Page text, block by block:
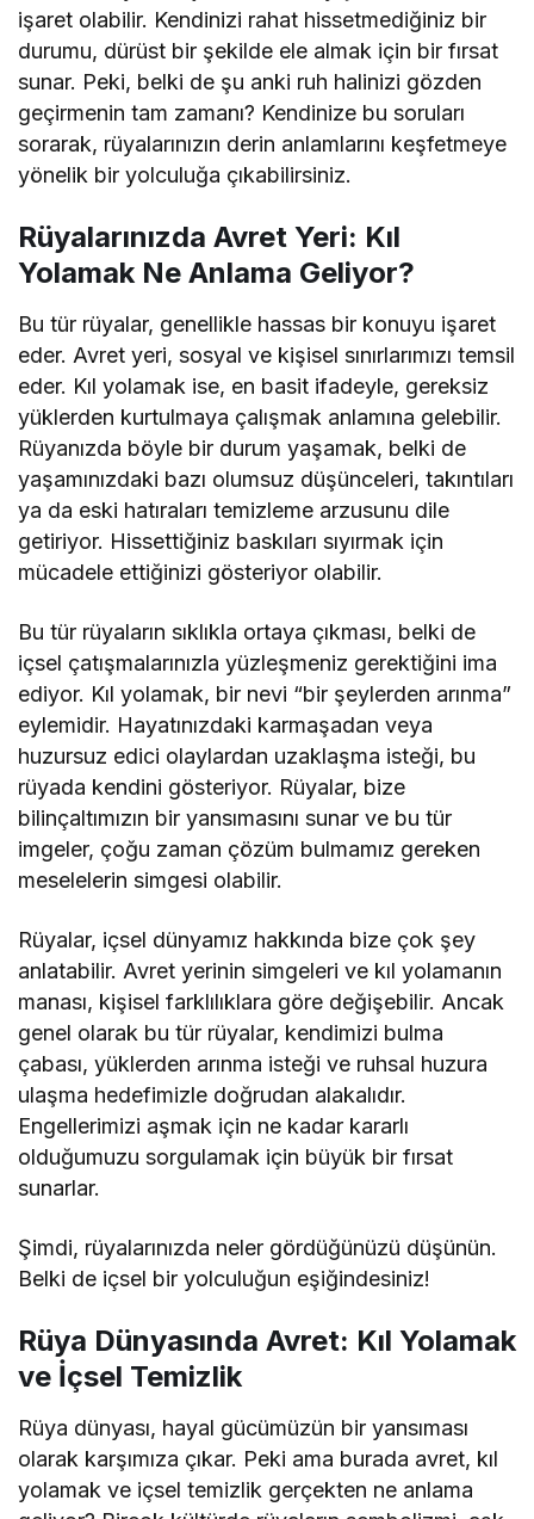
işaret olabilir. Kendinizi rahat hissetmediğiniz bir
durumu, dürüst bir şekilde ele almak için bir fırsat
sunar. Peki, belki de şu anki ruh halinizi gözden
geçirmenin tam zamanı? Kendinize bu soruları
sorarak, rüyalarınızın derin anlamlarını keşfetmeye
yönelik bir yolculuğa çıkabilirsiniz.
Rüyalarınızda Avret Yeri: Kıl
Yolamak Ne Anlama Geliyor?
Bu tür rüyalar, genellikle hassas bir konuyu işaret
eder. Avret yeri, sosyal ve kişisel sınırlarımızı temsil
eder. Kıl yolamak ise, en basit ifadeyle, gereksiz
yüklerden kurtulmaya çalışmak anlamına gelebilir.
Rüyanızda böyle bir durum yaşamak, belki de
yaşamınızdaki bazı olumsuz düşünceleri, takıntıları
ya da eski hatıraları temizleme arzusunu dile
getiriyor. Hissettiğiniz baskıları sıyırmak için
mücadele ettiğinizi gösteriyor olabilir.
Bu tür rüyaların sıklıkla ortaya çıkması, belki de
içsel çatışmalarınızla yüzleşmeniz gerektiğini ima
ediyor. Kıl yolamak, bir nevi “bir şeylerden arınma”
eylemidir. Hayatınızdaki karmaşadan veya
huzursuz edici olaylardan uzaklaşma isteği, bu
rüyada kendini gösteriyor. Rüyalar, bize
bilinçaltımızın bir yansımasını sunar ve bu tür
imgeler, çoğu zaman çözüm bulmamız gereken
meselelerin simgesi olabilir.
Rüyalar, içsel dünyamız hakkında bize çok şey
anlatabilir. Avret yerinin simgeleri ve kıl yolamanın
manası, kişisel farklılıklara göre değişebilir. Ancak
genel olarak bu tür rüyalar, kendimizi bulma
çabası, yüklerden arınma isteği ve ruhsal huzura
ulaşma hedefimizle doğrudan alakalıdır.
Engellerimizi aşmak için ne kadar kararlı
olduğumuzu sorgulamak için büyük bir fırsat
sunarlar.
Şimdi, rüyalarınızda neler gördüğünüzü düşünün.
Belki de içsel bir yolculuğun eşiğindesiniz!
Rüya Dünyasında Avret: Kıl Yolamak
ve İçsel Temizlik
Rüya dünyası, hayal gücümüzün bir yansıması
olarak karşımıza çıkar. Peki ama burada avret, kıl
yolamak ve içsel temizlik gerçekten ne anlama